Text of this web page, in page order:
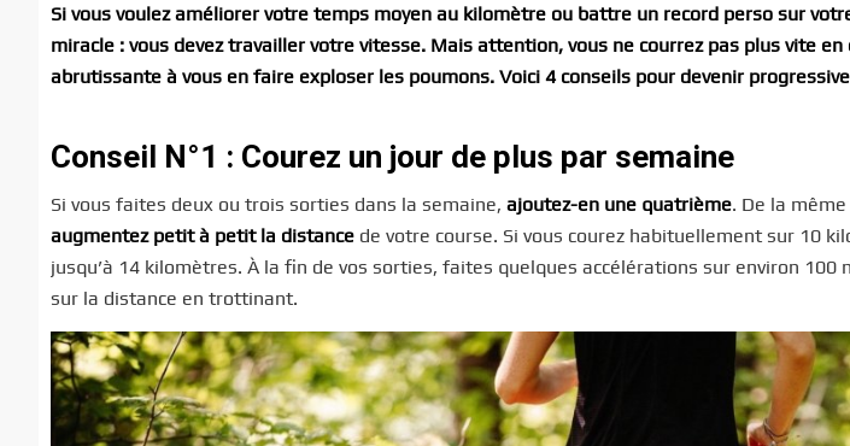
Si vous voulez améliorer votre temps moyen au kilomètre ou battre un record perso sur
miracle : vous devez travailler votre vitesse. Mais attention, vous ne courrez pas plus vite
abrutissante à vous en faire exploser les poumons. Voici 4 conseils pour devenir
Conseil N°1 : Courez un jour de plus par semaine
Si vous faites deux ou trois sorties dans la semaine, ajoutez-en une quatrième. De la
augmentez petit à petit la distance de votre course. Si vous courez habituellement sur 10
jusqu’à 14 kilomètres. À la fin de vos sorties, faites quelques accélérations sur environ
sur la distance en trottinant.